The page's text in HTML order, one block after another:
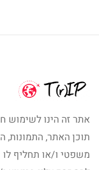
אתר זה הינו לשימוש
תוכן האתר, התמונות,
משפטי ו/או תחליף לו